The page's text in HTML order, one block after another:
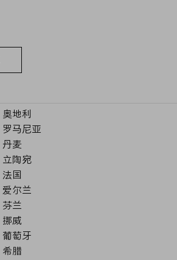
奥地利
罗马尼亚
丹麦
立陶宛
法国
爱尔兰
芬兰
挪威
葡萄牙
希腊